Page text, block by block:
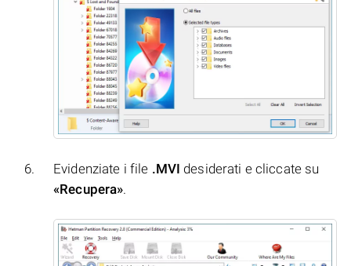
Evidenziate i file .MVI desiderati e cliccate su
«Recupera».